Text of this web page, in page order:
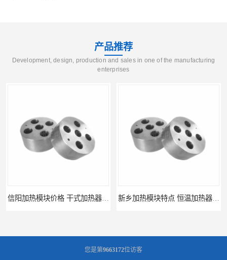
产品推荐
Development, design, production and sales in one of the manufacturing
enterprises
您是第9663172位访客